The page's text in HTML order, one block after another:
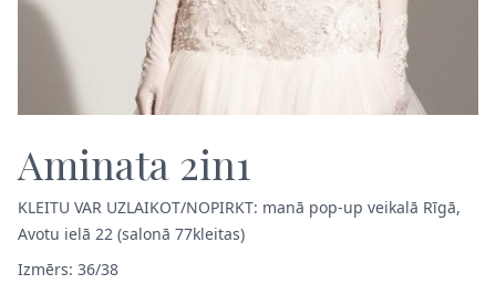
Aminata 2in1
KLEITU VAR UZLAIKOT/NOPIRKT: manā pop-up veikalā Rīgā,
Avotu ielā 22 (salonā 77kleitas)
Izmērs: 36/38